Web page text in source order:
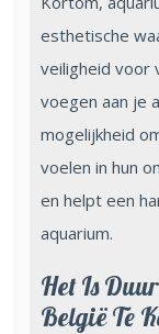
esthetische
veiligheid voor
voegen aan je
mogelijkheid
voelen in hun
en helpt een
aquarium.
Het Is
België Te